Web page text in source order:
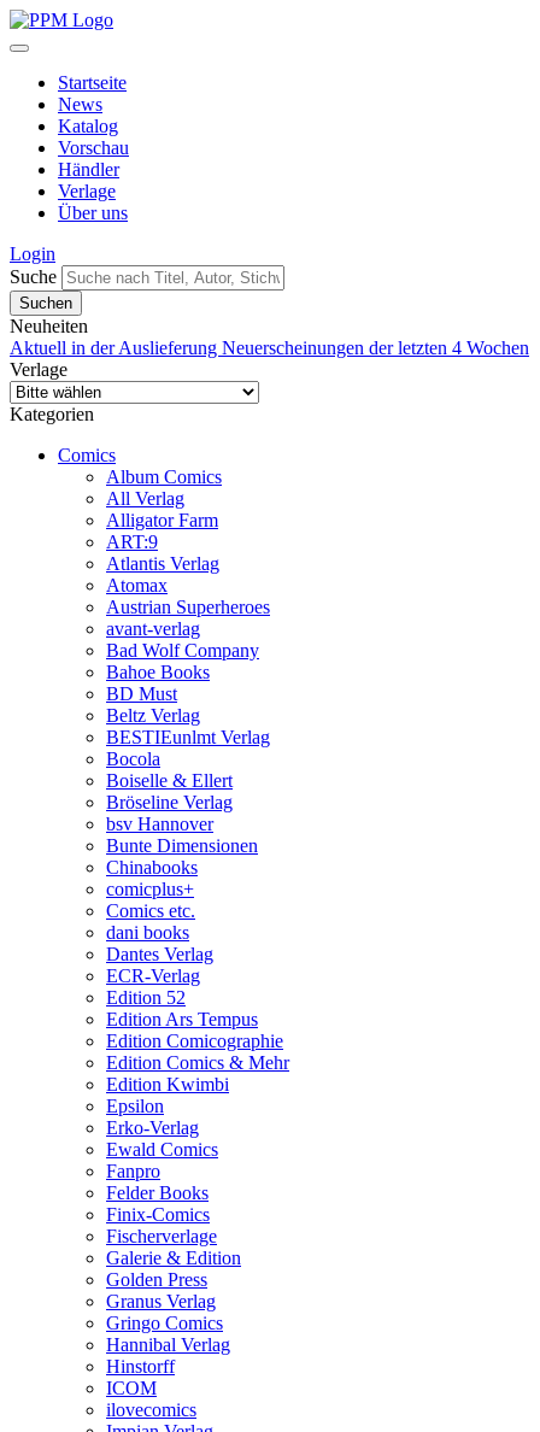
Startseite
News
Katalog
Vorschau
Händler
Verlage
Über uns
Login
Suche
Neuheiten
Aktuell in der Auslieferung Neuerscheinungen der letzten 4 Wochen
Verlage
Kategorien
Comics
Album Comics
All Verlag
Alligator Farm
ART:9
Atlantis Verlag
Atomax
Austrian Superheroes
avant-verlag
Bad Wolf Company
Bahoe Books
BD Must
Beltz Verlag
BESTIEunlmt Verlag
Bocola
Boiselle & Ellert
Bröseline Verlag
bsv Hannover
Bunte Dimensionen
Chinabooks
comicplus+
Comics etc.
dani books
Dantes Verlag
ECR-Verlag
Edition 52
Edition Ars Tempus
Edition Comicographie
Edition Comics & Mehr
Edition Kwimbi
Epsilon
Erko-Verlag
Ewald Comics
Fanpro
Felder Books
Finix-Comics
Fischerverlage
Galerie & Edition
Golden Press
Granus Verlag
Gringo Comics
Hannibal Verlag
Hinstorff
ICOM
ilovecomics